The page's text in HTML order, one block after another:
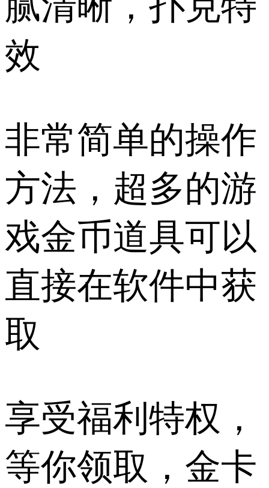
效
非常简单的操作
方法，超多的游
戏金币道具可以
直接在软件中获
取
享受福利特权，
等你领取，金卡